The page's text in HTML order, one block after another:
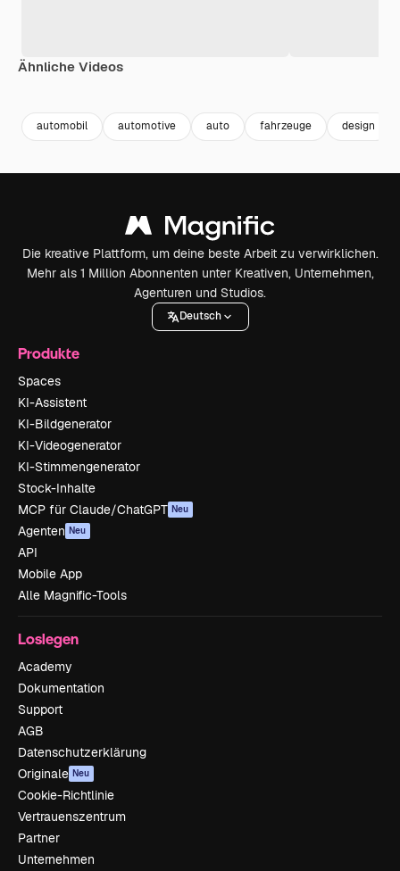
Ähnliche Videos
automobil automotive auto fahrzeuge design
Die kreative Plattform, um deine beste Arbeit zu verwirklichen.
Mehr als 1 Million Abonnenten unter Kreativen, Unternehmen,
Agenturen und Studios.
Deutsch
Produkte
Spaces
KI-Assistent
KI-Bildgenerator
KI-Videogenerator
KI-Stimmengenerator
Stock-Inhalte
MCP für Claude/ChatGPT Neu
Agenten Neu
API
Mobile App
Alle Magnific-Tools
Loslegen
Academy
Dokumentation
Support
AGB
Datenschutzerklärung
Originale Neu
Cookie-Richtlinie
Vertrauenszentrum
Partner
Unternehmen